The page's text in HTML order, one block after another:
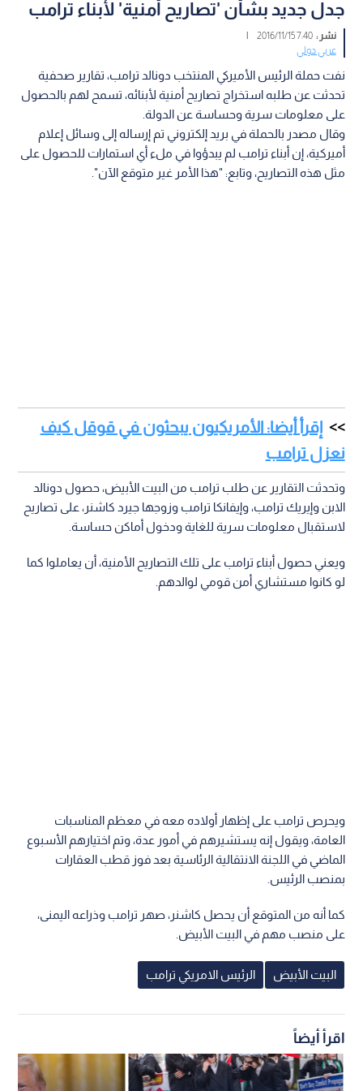
جدل جديد بشأن 'تصاريح أمنية' لأبناء ترامب
نشر :7:40 2016/11/15
|
عربي دولي
نفت حملة الرئيس الأميركي المنتخب دونالد ترامب، تقارير صحفية
تحدثت عن طلبه استخراج تصاريح أمنية لأبنائه، تسمح لهم بالحصول
على معلومات سرية وحساسة عن الدولة.
وقال مصدر بالحملة في بريد إلكتروني تم إرساله إلى وسائل إعلام
أميركية، إن أبناء ترامب لم يبدؤوا في ملء أي استمارات للحصول على
مثل هذه التصاريح، وتابع: "هذا الأمر غير متوقع الآن".
إقرأ أيضا: الأمريكيون يبحثون في قوقل كيف
نعزل ترامب
وتحدثت التقارير عن طلب ترامب من البيت الأبيض، حصول دونالد
الابن وإيريك ترامب، وإيفانكا ترامب وزوجها جيرد كاشنر، على تصاريح
لاستقبال معلومات سرية للغاية ودخول أماكن حساسة.
ويعني حصول أبناء ترامب على تلك التصاريح الأمنية، أن يعاملوا كما
لو كانوا مستشاري أمن قومي لوالدهم.
ويحرص ترامب على إظهار أولاده معه في معظم المناسبات
العامة، ويقول إنه يستشيرهم في أمور عدة، وتم اختيارهم الأسبوع
الماضي في اللجنة الانتقالية الرئاسية بعد فوز قطب العقارات
بمنصب الرئيس.
كما أنه من المتوقع أن يحصل كاشنر، صهر ترامب وذراعه اليمنى،
على منصب مهم في البيت الأبيض.
البيت الأبيض الرئيس الامريكي ترامب
اقرأ أيضاً